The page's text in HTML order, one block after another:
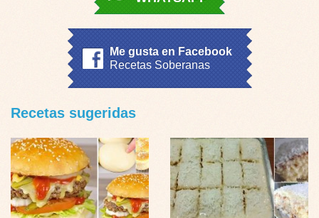
Me gusta en Facebook
Recetas Soberanas
Recetas sugeridas